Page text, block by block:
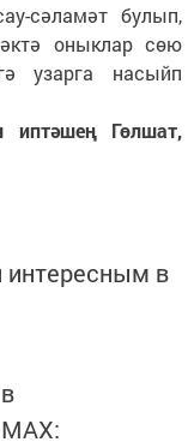
сәламәт булып,
оныклар сөю
узарга насыйп
иптәшең Гөлшат,
в